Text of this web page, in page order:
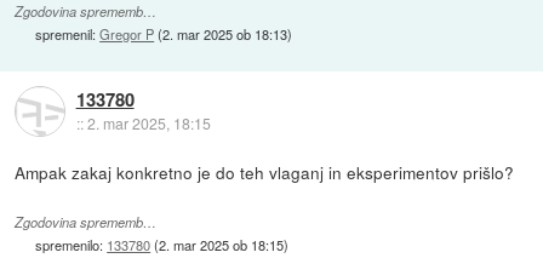
Zgodovina sprememb…
spremenil:Gregor P(2. mar 2025 ob 18:13)
133780
::2. mar 2025, 18:15
Ampak zakaj konkretno je do teh vlaganj in eksperimentov prišlo?
Zgodovina sprememb…
spremenilo: 133780(2. mar 2025 ob 18:15)